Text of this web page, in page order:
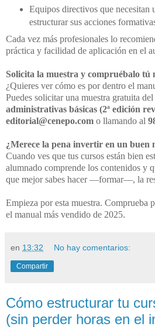
Equipos directivos que necesitan
estructurar sus acciones
Cada vez más profesionales lo
práctica y facilidad de aplicación en el
Solicita la muestra y compruébalo tú
¿Quieres ver cómo es por dentro el
Puedes solicitar una muestra gratuita del
administrativas básicas (2ª edición
editorial@cenepo.com o llamando al
¿Merece la pena invertir en un buen
Cuando ves que tus cursos están bien
alumnado comprende los contenidos y
que mejor sabes hacer —formar—, la
Empieza por esta muestra. Comprueba
el manual más vendido de 2025.
en 13:32 No hay comentarios:
Compartir
Cómo estructurar tu
(sin perder horas en el